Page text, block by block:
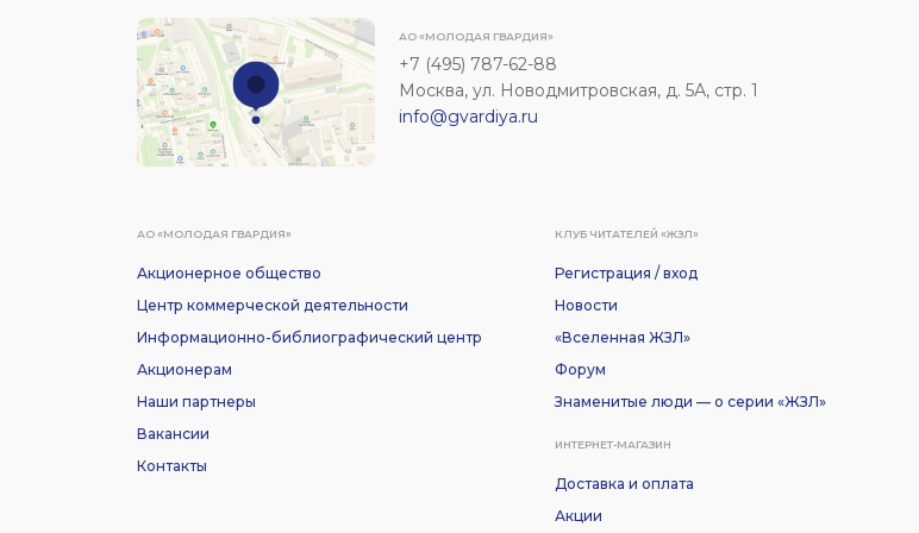
АО «МОЛОДАЯ ГВАРДИЯ»
+7 (495) 787-62-88
Москва, ул. Новодмитровская, д. 5А, стр. 1
info@gvardiya.ru
АО «МОЛОДАЯ ГВАРДИЯ»
Акционерное общество
Центр коммерческой деятельности
Информационно-библиографический центр
Акционерам
Наши партнеры
Вакансии
Контакты
КЛУБ ЧИТАТЕЛЕЙ «ЖЗЛ»
Регистрация / вход
Новости
«Вселенная ЖЗЛ»
Форум
Знаменитые люди — о серии «ЖЗЛ»
ИНТЕРНЕТ-МАГАЗИН
Доставка и оплата
Акции